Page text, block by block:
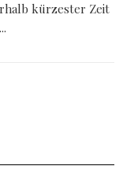
kürzester Zeit